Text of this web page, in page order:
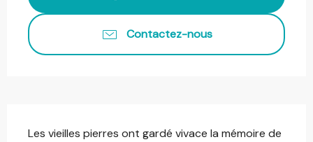
Contactez-nous
Les vieilles pierres ont gardé vivace la mémoire de